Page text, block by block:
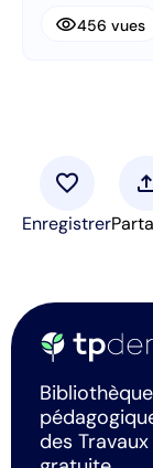
visibility456 vues
favorite
Enregistrer
des